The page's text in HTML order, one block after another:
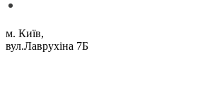
м. Київ,
вул.Лаврухіна 7Б